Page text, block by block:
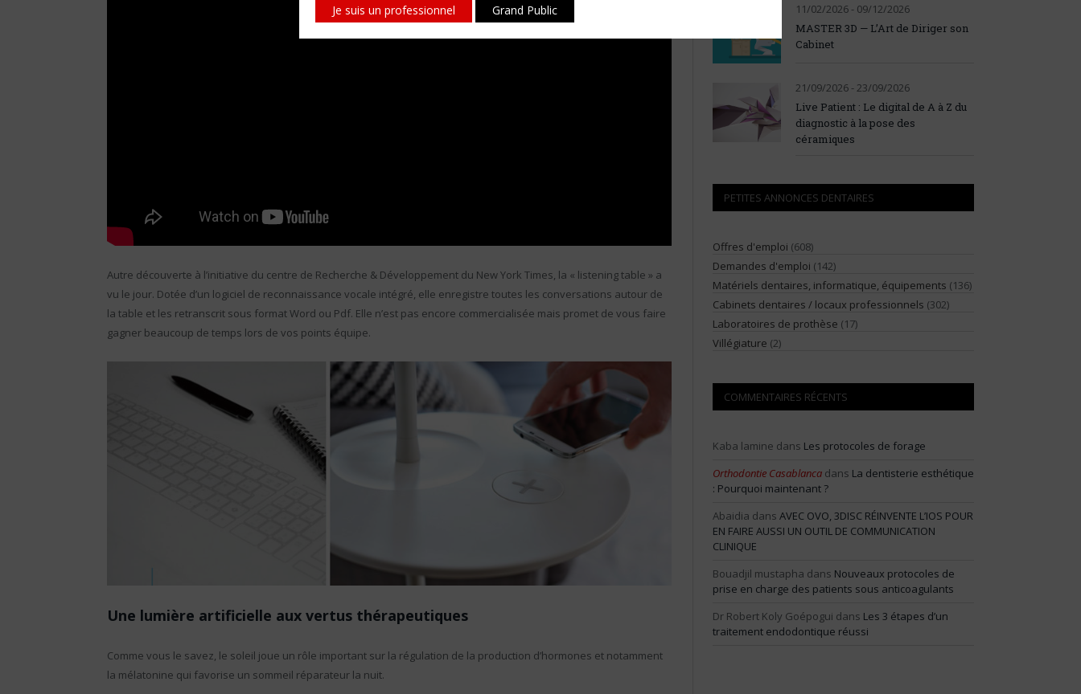
Je suis un professionnel Grand Public
Autre découverte à l’initiative du centre de Recherche & Développement du New York Times, la « listening table » a
vu le jour. Dotée d’un logiciel de reconnaissance vocale intégré, elle enregistre toutes les conversations autour de
la table et les retranscrit sous format Word ou Pdf. Elle n’est pas encore commercialisée mais promet de vous faire
gagner beaucoup de temps lors de vos points équipe.
Une lumière artificielle aux vertus thérapeutiques
Comme vous le savez, le soleil joue un rôle important sur la régulation de la production d’hormones et notamment
la mélatonine qui favorise un sommeil réparateur la nuit.
11/02/2026 - 09/12/2026
MASTER 3D — L’Art de Diriger son
Cabinet
21/09/2026 - 23/09/2026
Live Patient : Le digital de A à Z du
diagnostic à la pose des
céramiques
PETITES ANNONCES DENTAIRES
Offres d'emploi (608)
Demandes d'emploi (142)
Matériels dentaires, informatique, équipements (136)
Cabinets dentaires / locaux professionnels (302)
Laboratoires de prothèse (17)
Villégiature (2)
COMMENTAIRES RÉCENTS
Kaba lamine dans Les protocoles de forage
Orthodontie Casablanca dans La dentisterie esthétique
: Pourquoi maintenant ?
Abaidia dans AVEC OVO, 3DISC RÉINVENTE L’IOS POUR
EN FAIRE AUSSI UN OUTIL DE COMMUNICATION
CLINIQUE
Bouadjil mustapha dans Nouveaux protocoles de
prise en charge des patients sous anticoagulants
Dr Robert Koly Goépogui dans Les 3 étapes d’un
traitement endodontique réussi